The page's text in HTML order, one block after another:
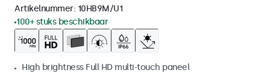
Artikelnummer: 10HB9M/U1
100+ stuks beschikbaar
High brightness Full HD multi-touch paneel